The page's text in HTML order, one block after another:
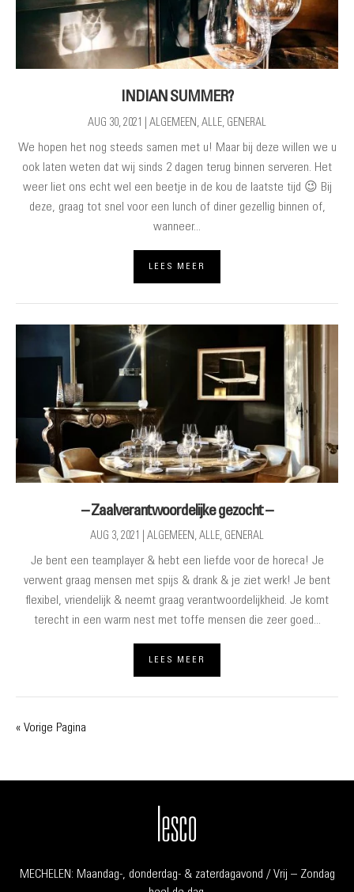
INDIAN SUMMER?
AUG 30, 2021 ALGEMEEN , ALLE, GENERAL
We hopen het nog steeds samen met u! Maar bij deze willen we u
ook laten weten dat wij sinds 2 dagen terug binnen serveren. Het
weer liet ons echt wel een beetje in de kou de laatste tijd 😉 Bij
deze, graag tot snel voor een lunch of diner gezellig binnen of,
wanneer...
LEES MEER
– Zaalverantwoordelijke gezocht –
AUG 3, 2021 ALGEMEEN , ALLE, GENERAL
Je bent een teamplayer & hebt een liefde voor de horeca! Je
verwent graag mensen met spijs & drank & je ziet werk! Je bent
flexibel, vriendelijk & neemt graag verantwoordelijkheid. Je komt
terecht in een warm nest met toffe mensen die zeer goed...
LEES MEER
« Vorige Pagina
MECHELEN: Maandag-, donderdag- & zaterdagavond / Vrij – Zondag